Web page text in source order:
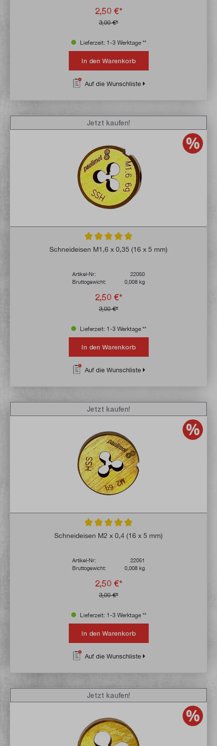
2,50 €*
3,00 €*
Lieferzeit: 1-3 Werktage **
In den Warenkorb
Auf die Wunschliste
Durchschnittliche Bewertung von 5 von 5
Schneideisen M1,6 x 0,35 (16 x 5 mm)
Artikel-Nr:
22050
Bruttogewicht:
0,008 kg
2,50 €*
3,00 €*
Jetzt kaufen!
Lieferzeit: 1-3 Werktage **
In den Warenkorb
Auf die Wunschliste
Durchschnittliche Bewertung von 4.9 von
Schneideisen M2 x 0,4 (16 x 5 mm)
Artikel-Nr:
22051
Bruttogewicht:
0,008 kg
2,50 €*
3,00 €*
Jetzt kaufen!
Lieferzeit: 1-3 Werktage **
In den Warenkorb
Auf die Wunschliste
Jetzt kaufen!